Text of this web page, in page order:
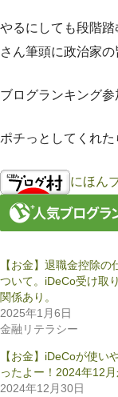
やるにしても段階
さん筆頭に政治家の
ブログランキング
ポチっとしてくれ
にほん
【お金】退職金控除の
ついて。iDeCo受け取
関係あり。
2025年1月6日
金融リテラシー
【お金】iDeCoが使い
ったよー！2024年12月
2024年12月30日